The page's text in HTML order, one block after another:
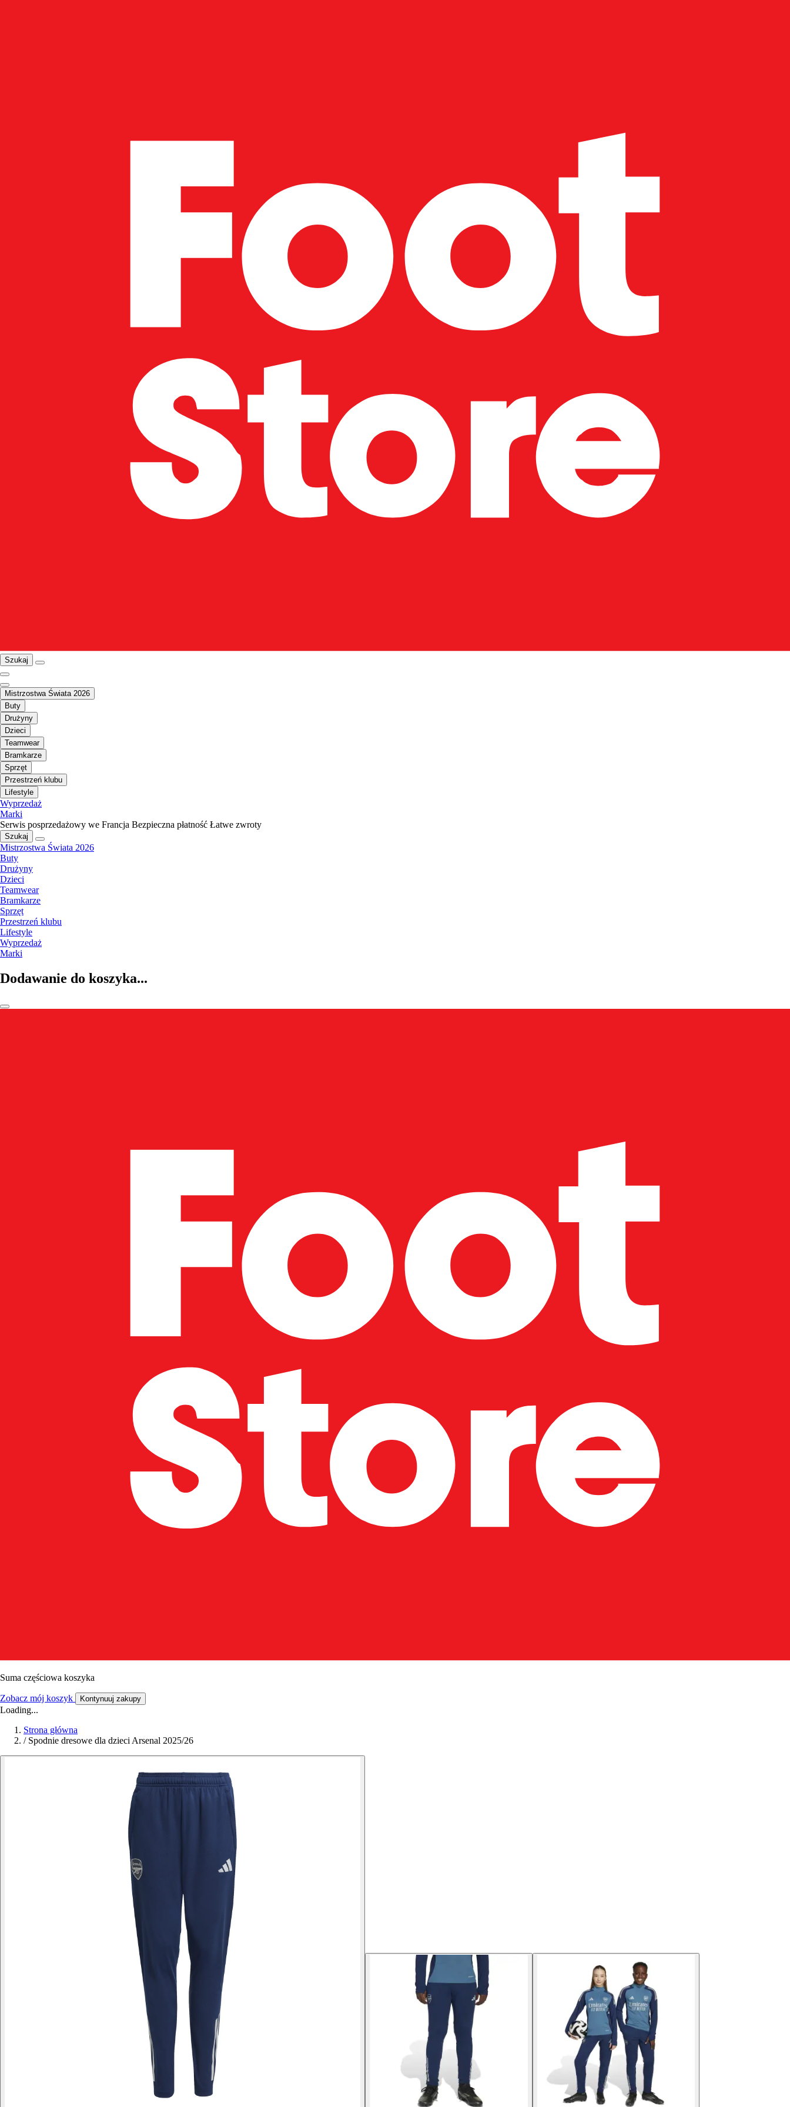
Szukaj
Mistrzostwa Świata 2026
Buty
Drużyny
Dzieci
Teamwear
Bramkarze
Sprzęt
Przestrzeń klubu
Lifestyle
Wyprzedaż
Marki
Serwis posprzedażowy we Francja Bezpieczna płatność Łatwe zwroty
Szukaj
Mistrzostwa Świata 2026
Buty
Drużyny
Dzieci
Teamwear
Bramkarze
Sprzęt
Przestrzeń klubu
Lifestyle
Wyprzedaż
Marki
Dodawanie do koszyka...
Suma częściowa koszyka
Zobacz mój koszyk Kontynuuj zakupy
Loading...
Strona główna
/ Spodnie dresowe dla dzieci Arsenal 2025/26